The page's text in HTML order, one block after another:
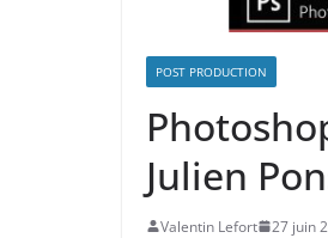
POST PRODUCTION
Julien
Valentin Lefort 27 juin